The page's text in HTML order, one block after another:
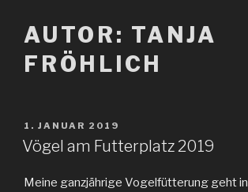
AUTOR: TANJA
FRÖHLICH
VERÖFFENTLICHT
AM
1. JANUAR 2019
Vögel am Futterplatz 2019
Meine ganzjährige Vogelfütterung geht